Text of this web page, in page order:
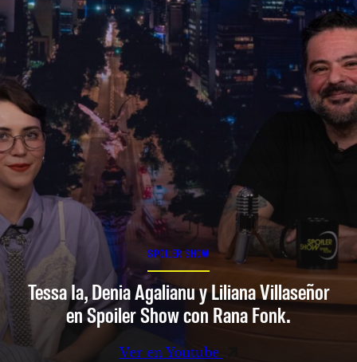
SPOILER SHOW
Tessa Ia, Denia Agalianu y Liliana Villaseñor
en Spoiler Show con Rana Fonk.
Ver en Youtube